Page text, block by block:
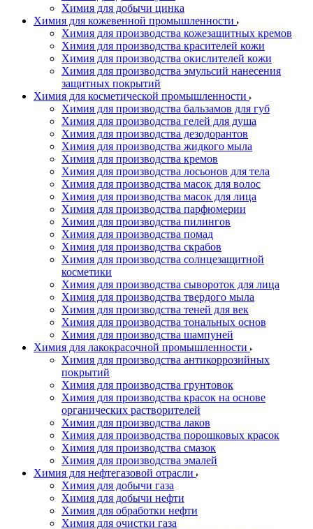
Химия для добычи цинка
Химия для кожевенной промышленности
Химия для производства кожезащитных кремов
Химия для производства красителей кожи
Химия для производства окислителей кожи
Химия для производства эмульсий нанесения
защитных покрытий
Химия для косметической промышленности
Химия для производства бальзамов для губ
Химия для производства гелей для душа
Химия для производства дезодорантов
Химия для производства жидкого мыла
Химия для производства кремов
Химия для производства лосьонов для тела
Химия для производства масок для волос
Химия для производства масок для лица
Химия для производства парфюмерии
Химия для производства пилингов
Химия для производства помад
Химия для производства скрабов
Химия для производства солнцезащитной
косметики
Химия для производства сывороток для лица
Химия для производства твердого мыла
Химия для производства теней для век
Химия для производства тональных основ
Химия для производства шампуней
Химия для лакокрасочной промышленности
Химия для производства антикоррозийных
покрытий
Химия для производства грунтовок
Химия для производства красок на основе
органических растворителей
Химия для производства лаков
Химия для производства порошковых красок
Химия для производства смазок
Химия для производства эмалей
Химия для нефтегазовой отрасли
Химия для добычи газа
Химия для добычи нефти
Химия для обработки нефти
Химия для очистки газа